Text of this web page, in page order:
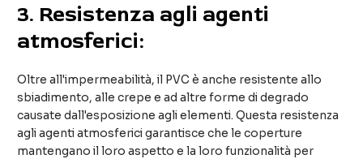
3. Resistenza agli agenti
atmosferici:
Oltre all'impermeabilità, il PVC è anche resistente allo
sbiadimento, alle crepe e ad altre forme di degrado
causate dall'esposizione agli elementi. Questa resistenza
agli agenti atmosferici garantisce che le coperture
mantengano il loro aspetto e la loro funzionalità per